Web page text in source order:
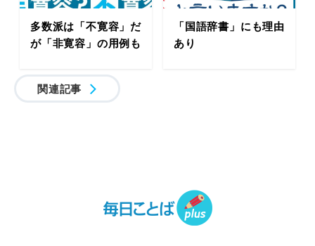
多数派は「不寛容」だ
が「非寛容」の用例も
「国語辞書」にも理由
あり
関連記事